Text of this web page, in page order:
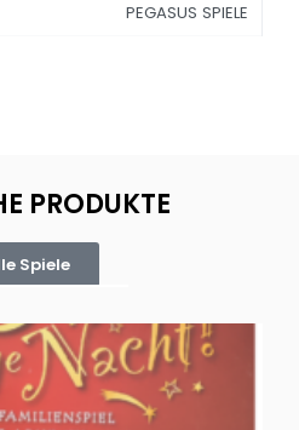
PEGASUS SPIELE
PRODUKTE
Spiele